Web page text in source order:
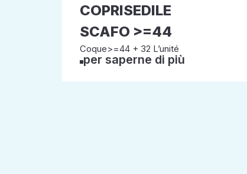
COPRISEDILE
SCAFO >=44
Coque>=44 + 32 L’unité
per saperne di più